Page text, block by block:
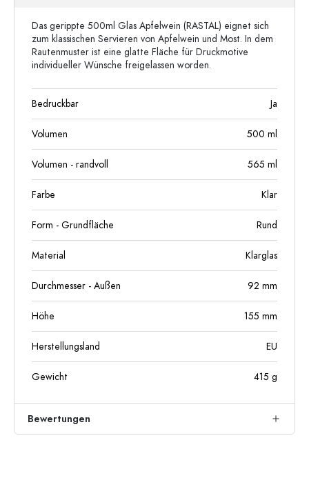
Das gerippte 500ml Glas Apfelwein (RASTAL) eignet sich
zum klassischen Servieren von Apfelwein und Most. In dem
Rautenmuster ist eine glatte Fläche für Druckmotive
individueller Wünsche freigelassen worden.
Bedruckbar Ja
Volumen 500 ml
Volumen - randvoll 565 ml
Farbe Klar
Form - Grundfläche Rund
Material Klarglas
Durchmesser - Außen 92 mm
Höhe 155 mm
Herstellungsland EU
Gewicht 415 g
Bewertungen